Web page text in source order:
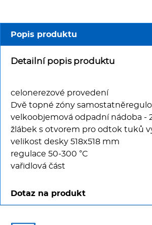
Vařiče a výrobníky
Nerez
Ostatní
BAZAR
Popis produktu
Detailní popis produktu
celonerezové provedení
Dvě topné zóny
velkoobjemová odpadní nádoba -
žlábek s otvorem pro odtok tuků
velikost desky 518x518 mm
regulace 50-300 °C
vařidlová část
Dotaz na produkt